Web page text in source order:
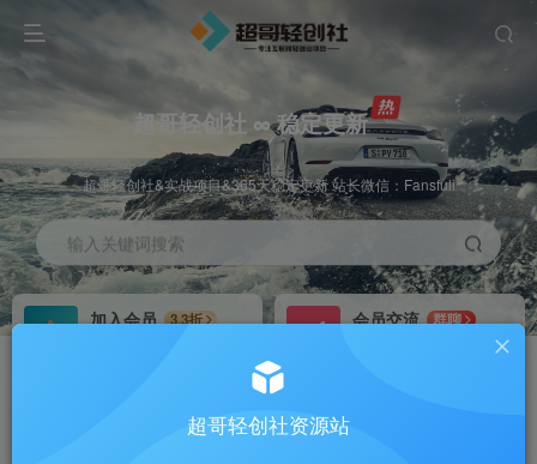
超哥轻创社 ∞ 稳定更新
超哥轻创社&实战项目&365天稳定更新 站长微信：Fansfuli
输入关键词搜索
加入会员
3.3折
会员交流
群聊
推广返佣高达70%超哥轻创社资源站